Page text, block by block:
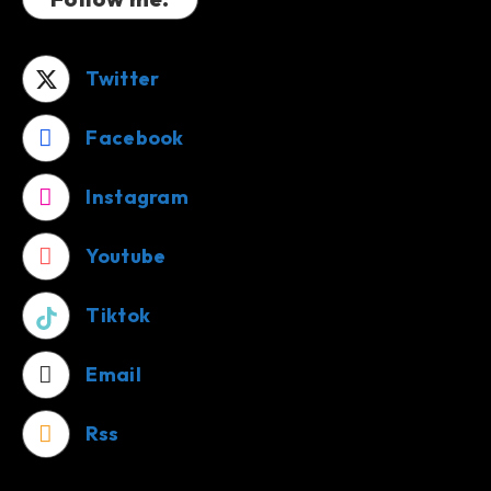
Twitter
Facebook
Instagram
Youtube
Tiktok
Email
Rss